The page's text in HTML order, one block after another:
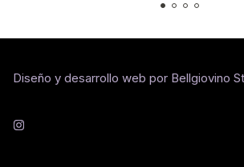
Diseño y desarrollo web por Bellgiovino